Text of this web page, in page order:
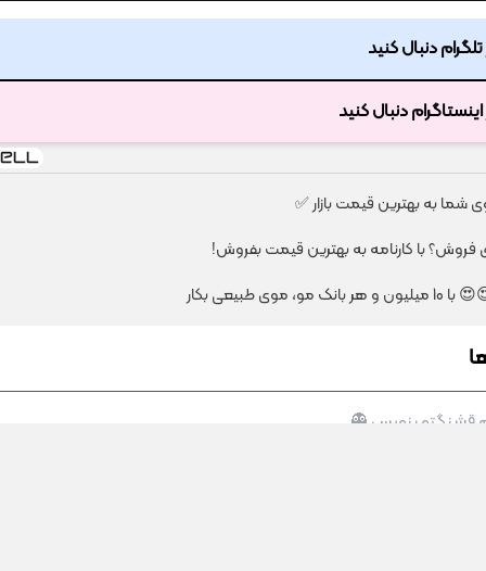
تلگرام دنبال کنید
اینستاگرام دنبال کنید
به بهترین قیمت بازار ✅
فروش؟ با کارنامه به بهترین قیمت بفروش!
موی طبیعی بکار